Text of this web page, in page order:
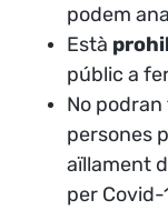
podem
Està
públic a
No
persones
aïllament
per Covid-